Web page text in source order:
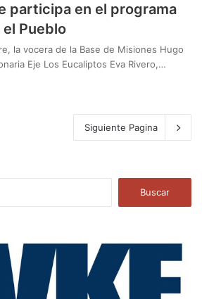
participa en el programa
el Pueblo
la vocera de la Base de Misiones Hugo
Eje Los Eucaliptos Eva Rivero,…
Siguiente Pagina
a